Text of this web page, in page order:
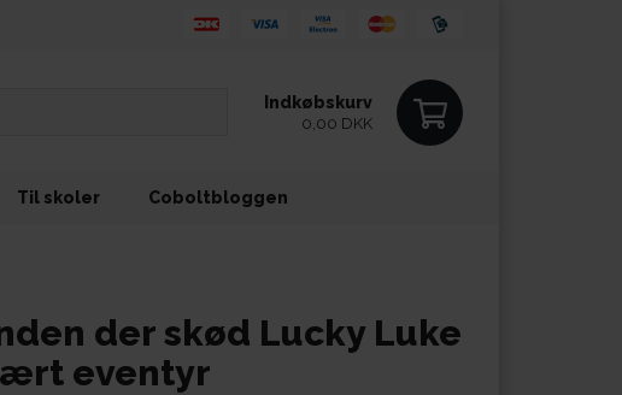
Indkøbskurv
0,00 DKK
Til skoler Coboltbloggen
der skød Lucky Luke
eventyr